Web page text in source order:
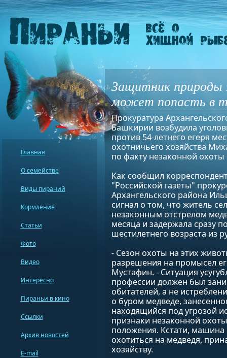
Защитник природы
может попасть в
Прокуратура
Башкирии возбудила
против 54-летнего егеря
охотничьего хозяйства
по факту незаконной охоты
Как сообщил
"Российской газеты"
Архангельского района
сигнал о том, что житель
незаконным отстрелом
месяца и задержала сразу
шестилетнего возраста из
- Сезон охоты на этих
разрешения на промысел
Мустафин. - Ситуация
профессии должен был
обитателей, а не
о буром медведе,
находящийся под угрозой
признаки незаконной
положения. Кстати,
охотиться на медведя,
хозяйству.
Главная
О семействе
Виды пираний
Кормление
Статьи
Фото
Видео
Интересно
Пираньи в кино
Ссылки
Архив новостей
E-mail